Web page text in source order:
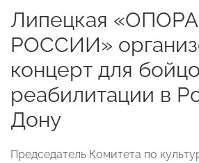
Липецкая «ОПОРА
РОССИИ»
концерт для
реабилитации в
Дону
Председатель Комитета по